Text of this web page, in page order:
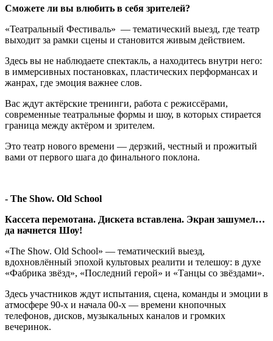
Сможете ли вы влюбить в себя зрителей?
«Театральный Фестиваль» — тематический выезд, где театр
выходит за рамки сцены и становится живым действием.
Здесь вы не наблюдаете спектакль, а находитесь внутри него:
в иммерсивных постановках, пластических перформансах и
жанрах, где эмоция важнее слов.
Вас ждут актёрские тренинги, работа с режиссёрами,
современные театральные формы и шоу, в которых стирается
граница между актёром и зрителем.
Это театр нового времени — дерзкий, честный и прожитый
вами от первого шага до финального поклона.
- The Show. Old School
Кассета перемотана. Дискета вставлена. Экран зашумел…
да начнется Шоу!
«The Show. Old School» — тематический выезд,
вдохновлённый эпохой культовых реалити и телешоу: в духе
«Фабрика звёзд», «Последний герой» и «Танцы со звёздами».
Здесь участников ждут испытания, сцена, команды и эмоции в
атмосфере 90-х и начала 00-х — времени кнопочных
телефонов, дисков, музыкальных каналов и громких
вечеринок.